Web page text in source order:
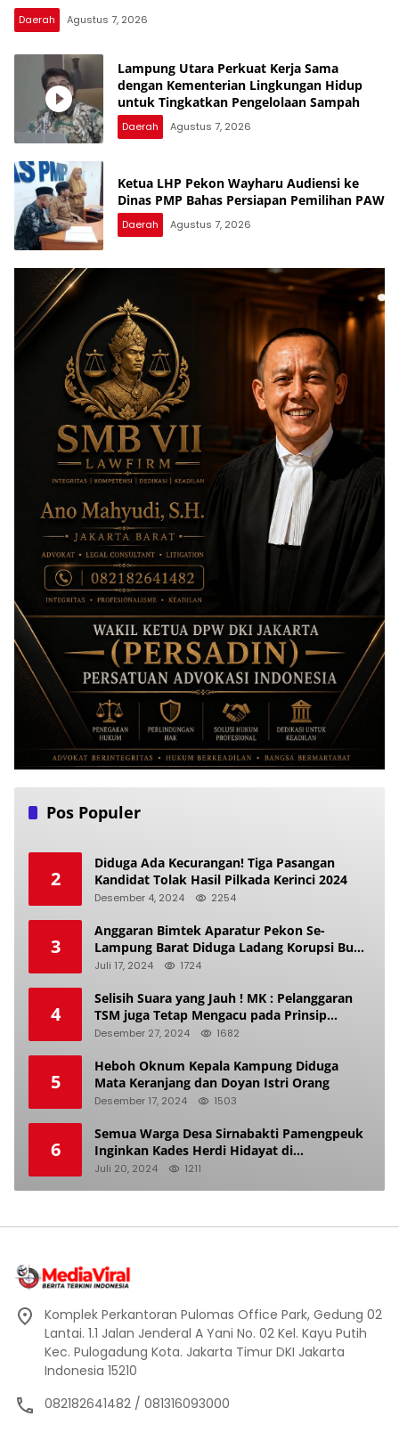
Daerah Agustus 7, 2026
Lampung Utara Perkuat Kerja Sama
dengan Kementerian Lingkungan Hidup
untuk Tingkatkan Pengelolaan Sampah
Daerah Agustus 7, 2026
Ketua LHP Pekon Wayharu Audiensi ke
Dinas PMP Bahas Persiapan Pemilihan PAW
Daerah Agustus 7, 2026
Pos Populer
2
Diduga Ada Kecurangan! Tiga Pasangan
Kandidat Tolak Hasil Pilkada Kerinci 2024
Desember 4, 2024 2254
3
Anggaran Bimtek Aparatur Pekon Se-
Lampung Barat Diduga Ladang Korupsi Buat
Makan Anak Istri
Juli 17, 2024 1724
4
Selisih Suara yang Jauh ! MK : Pelanggaran
TSM juga Tetap Mengacu pada Prinsip
Keadilan Pemilu
Desember 27, 2024 1682
5
Heboh Oknum Kepala Kampung Diduga
Mata Keranjang dan Doyan Istri Orang
Desember 17, 2024 1503
6
Semua Warga Desa Sirnabakti Pamengpeuk
Inginkan Kades Herdi Hidayat di
Berhentikan Dari Jabatan nya
Juli 20, 2024 1211
Komplek Perkantoran Pulomas Office Park, Gedung 02
Lantai. 1.1 Jalan Jenderal A Yani No. 02 Kel. Kayu Putih
Kec. Pulogadung Kota. Jakarta Timur DKI Jakarta
Indonesia 15210
082182641482 / 081316093000